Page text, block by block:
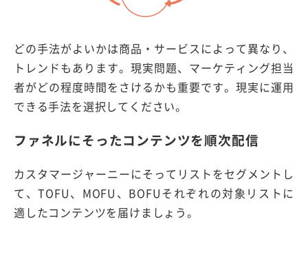
どの手法がよいかは商品・サービスによって異なり、
トレンドもあります。現実問題、マーケティング担当
者がどの程度時間をさけるかも重要です。現実に運用
できる手法を選択してください。
ファネルにそったコンテンツを順次配信
カスタマージャーニーにそってリストをセグメントし
て、TOFU、MOFU、BOFUそれぞれの対象リストに
適したコンテンツを届けましょう。